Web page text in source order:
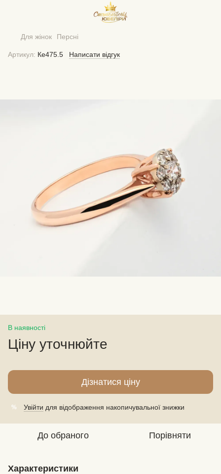
Для жінок Персні
Артикул: Ке475.5 Написати відгук
В наявності
Ціну уточнюйте
Дізнатися ціну
% Увійти для відображення накопичувальної знижки
До обраного Порівняти
Характеристики